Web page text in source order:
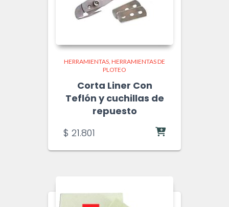
HERRAMIENTAS HERRAMIENTAS DE
PLOTEO
Corta Liner Con
Teflón y cuchillas de
repuesto
$ 21.801